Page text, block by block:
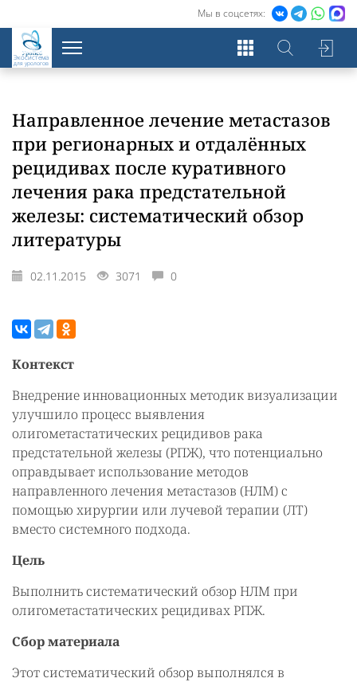
Мы в соцсетях:
Экосистема
для урологов
Направленное лечение метастазов
при регионарных и отдалённых
рецидивах после куративного
лечения рака предстательной
железы: систематический обзор
литературы
02.11.2015 3071 0
Контекст
Внедрение инновационных методик визуализации
улучшило процесс выявления
олигометастатических рецидивов рака
предстательной железы (РПЖ), что потенциально
оправдывает использование методов
направленного лечения метастазов (НЛМ) с
помощью хирургии или лучевой терапии (ЛТ)
вместо системного подхода.
Цель
Выполнить систематический обзор НЛМ при
олигометастатических рецидивах РПЖ.
Сбор материала
Этот систематический обзор выполнялся в